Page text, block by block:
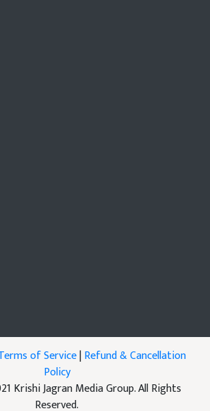
of Service|Refund & Cancellation
Policy
Krishi Jagran Media Group. All Rights
Reserved.